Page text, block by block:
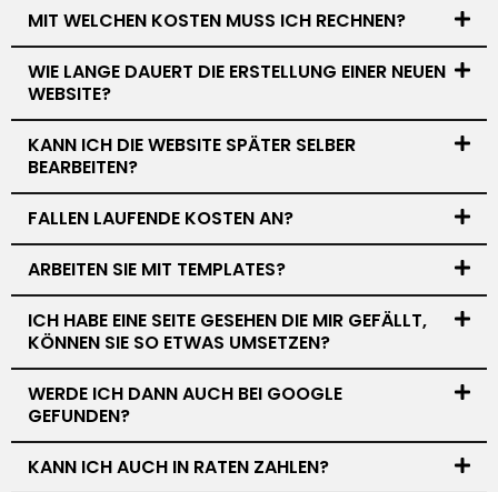
MIT WELCHEN KOSTEN MUSS ICH RECHNEN?
WIE LANGE DAUERT DIE ERSTELLUNG EINER NEUEN
WEBSITE?
KANN ICH DIE WEBSITE SPÄTER SELBER
BEARBEITEN?
FALLEN LAUFENDE KOSTEN AN?
ARBEITEN SIE MIT TEMPLATES?
ICH HABE EINE SEITE GESEHEN DIE MIR GEFÄLLT,
KÖNNEN SIE SO ETWAS UMSETZEN?
WERDE ICH DANN AUCH BEI GOOGLE
GEFUNDEN?
KANN ICH AUCH IN RATEN ZAHLEN?